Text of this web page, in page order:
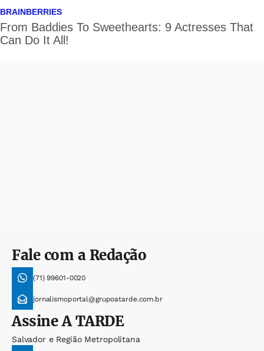
Fale com a Redação
(71) 99601-0020
jornalismoportal@grupoatarde.com.br
AssineA TARDE
Salvador e Região Metropolitana